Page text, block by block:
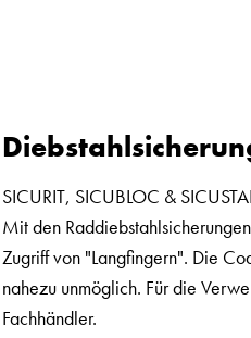
SICURIT, SICUBLOC &
Mit den
Zugriff von "Langfingern". Die
nahezu unmöglich. Für die
Fachhändler.